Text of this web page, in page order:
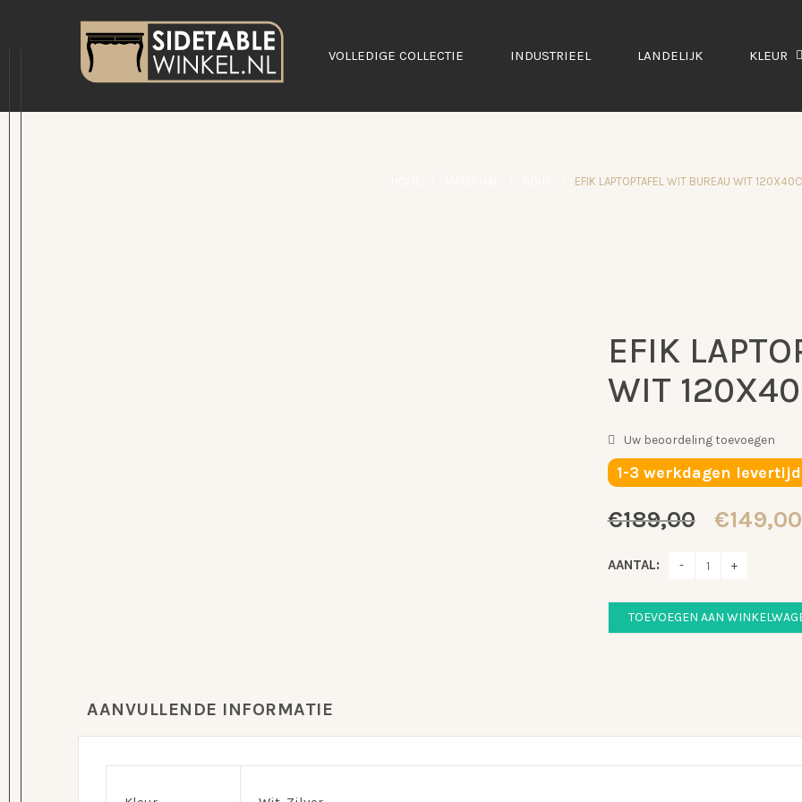
VOLLEDIGE COLLECTIE INDUSTRIEEL LANDELIJK KLEUR
EFIK LAPTOPTAFEL WIT BUREAU WIT
EFIK
WIT
Uw beoordeling toevoegen
1-3 werkdagen levertijd
€189,00
was:
€149,00
AANTAL:
TOEVOEGEN AAN
AANVULLENDE INFORMATIE